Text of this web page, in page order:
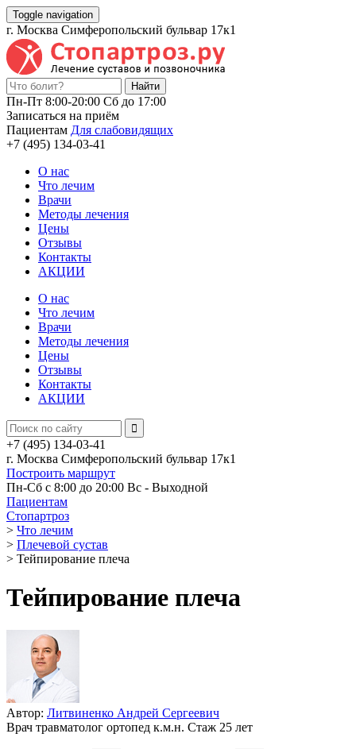
Toggle navigation
г. Москва Симферопольский бульвар 17к1
Пн-Пт 8:00-20:00 Cб до 17:00
Записаться на приём
Пациентам Для слабовидящих
+7 (495) 134-03-41
О нас
Что лечим
Врачи
Методы лечения
Цены
Отзывы
Контакты
АКЦИИ
О нас
Что лечим
Врачи
Методы лечения
Цены
Отзывы
Контакты
АКЦИИ
+7 (495) 134-03-41
г. Москва Симферопольский бульвар 17к1
Построить маршрут
Пн-Сб с 8:00 до 20:00 Вс - Выходной
Пациентам
Стопартроз
> Что лечим
> Плечевой сустав
> Тейпирование плеча
Тейпирование плеча
Автор: Литвиненко Андрей Сергеевич
Врач травматолог ортопед к.м.н. Стаж 25 лет